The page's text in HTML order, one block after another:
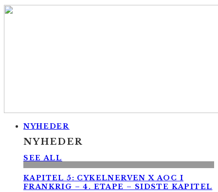
NYHEDER
NYHEDER
SEE ALL
KAPITEL 5: CYKELNERVEN X AOC I
FRANKRIG – 4. ETAPE – SIDSTE KAPITEL